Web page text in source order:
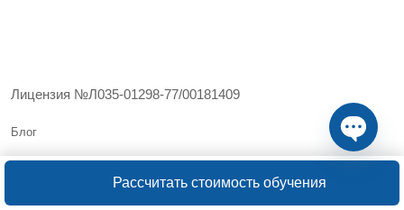
Лицензия №Л035-01298-77/00181409
Блог
Карта сайта
Open
Рассчитать стоимость обучения